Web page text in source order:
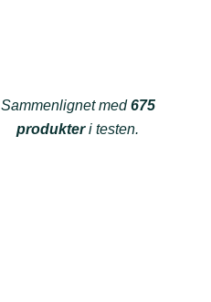
Sammenlignet med675
produkteri testen.